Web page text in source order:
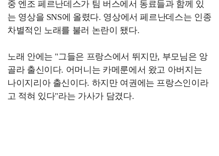
중 엔조 페르난데스가 팀 버스에서 동료들과 함께 있
는 영상을 SNS에 올렸다. 영상에서 페르난데스는 인종
차별적인 노래를 불러 논란이 됐다.
노래 안에는 "그들은 프랑스에서 뛰지만, 부모님은 앙
골라 출신이다. 어머니는 카메룬에서 왔고 아버지는
나이지리아 출신이다. 하지만 여권에는 프랑스인이라
고 적혀 있다"라는 가사가 담겼다.